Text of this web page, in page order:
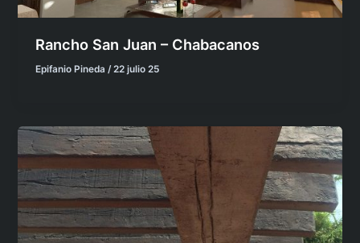
Rancho San Juan – Chabacanos
Epifanio Pineda /22 julio 25